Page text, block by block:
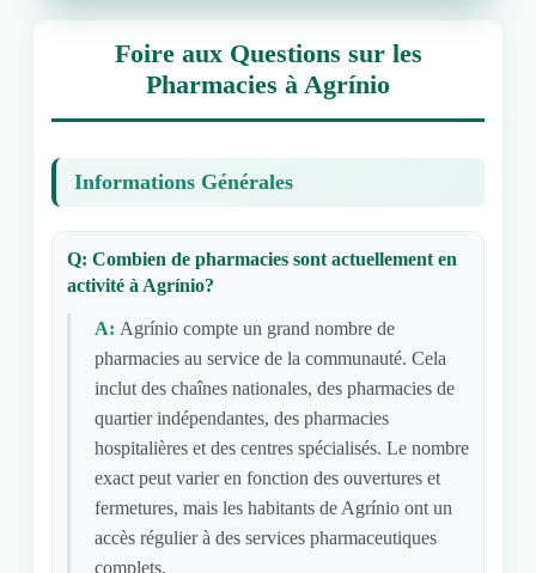
Foire aux Questions sur les
Pharmacies à Agrínio
Informations Générales
Q: Combien de pharmacies sont actuellement en
activité à Agrínio?
A: Agrínio compte un grand nombre de
pharmacies au service de la communauté. Cela
inclut des chaînes nationales, des pharmacies de
quartier indépendantes, des pharmacies
hospitalières et des centres spécialisés. Le nombre
exact peut varier en fonction des ouvertures et
fermetures, mais les habitants de Agrínio ont un
accès régulier à des services pharmaceutiques
complets.